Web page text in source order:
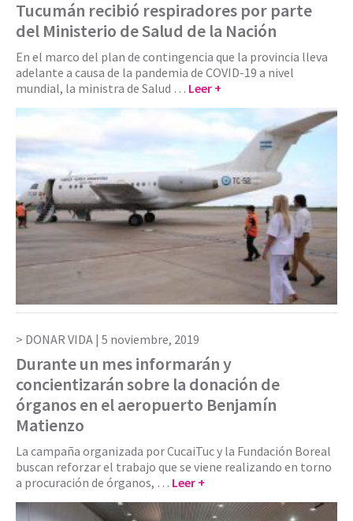
Tucumán recibió respiradores por parte
del Ministerio de Salud de la Nación
En el marco del plan de contingencia que la provincia lleva
adelante a causa de la pandemia de COVID-19 a nivel
mundial, la ministra de Salud … Leer +
DONAR VIDA | 5 noviembre, 2019
Durante un mes informarán y
concientizarán sobre la donación de
órganos en el aeropuerto Benjamín
Matienzo
La campaña organizada por CucaiTuc y la Fundación Boreal
buscan reforzar el trabajo que se viene realizando en torno
a procuración de órganos, … Leer +